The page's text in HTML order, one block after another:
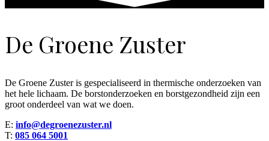
De Groene Zuster
De Groene Zuster is gespecialiseerd in thermische onderzoeken van
het hele lichaam. De borstonderzoeken en borstgezondheid zijn een
groot onderdeel van wat we doen.
E: info@degroenezuster.nl
T: 085 064 5001